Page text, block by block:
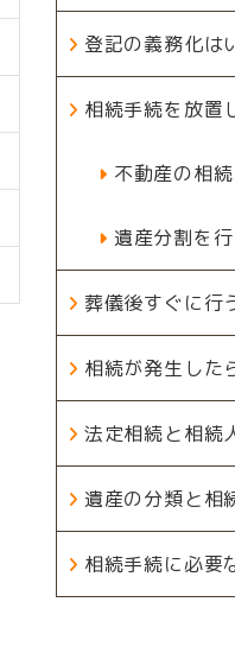
登記の義務化は
相続手続を放置
不動産の相
遺産分割を
葬儀後すぐに行
相続が発生した
法定相続と相続
遺産の分類と相
相続手続に必要